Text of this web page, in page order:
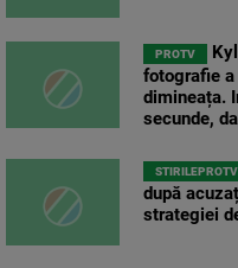
PROTV
fotografie
dimineața.
secunde,
STIRILEPROTV
după
strategiei